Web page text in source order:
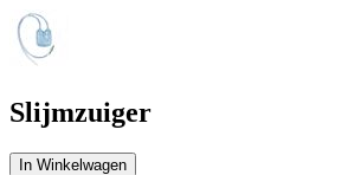
Slijmzuiger
In Winkelwagen